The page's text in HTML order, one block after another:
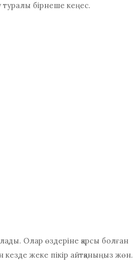
туралы бірнеше кеңес.
Олар өздеріне қарсы болған
кезде жеке пікір айтқаныңыз жөн.